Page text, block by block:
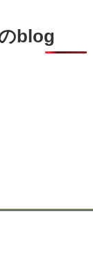
blog